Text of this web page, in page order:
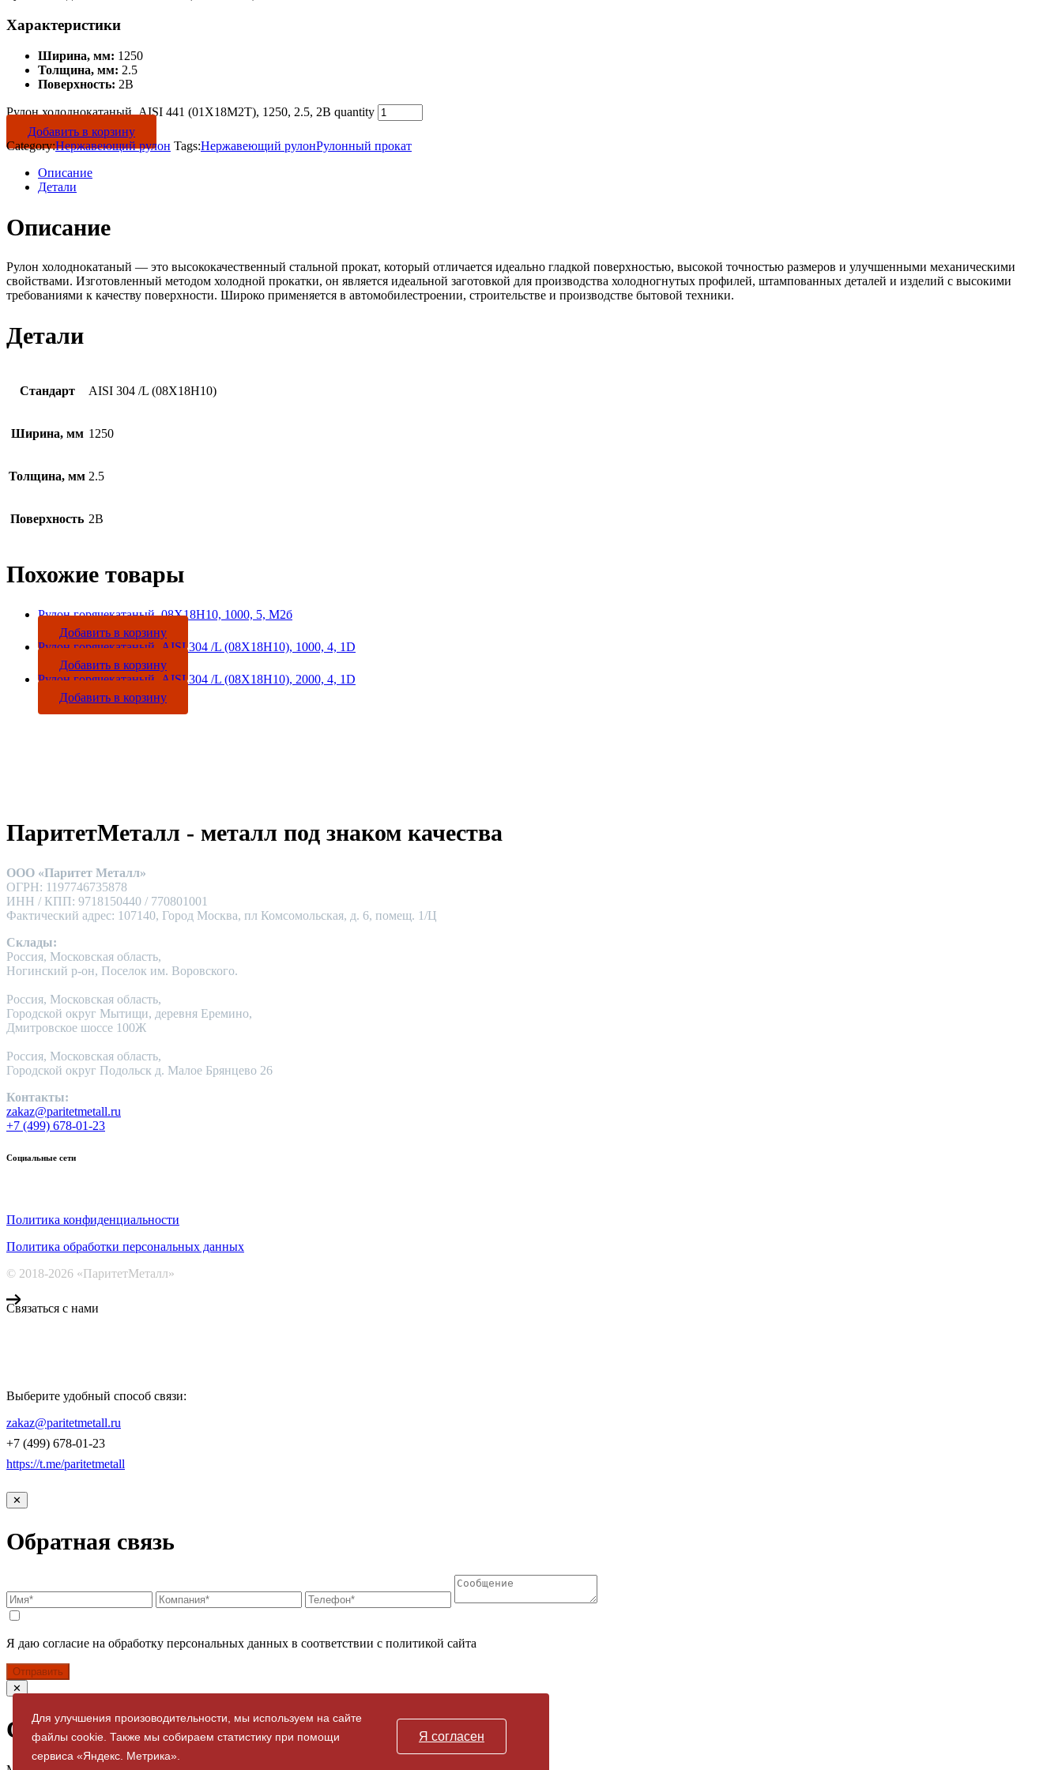
Характеристики
Ширина, мм: 1250
Толщина, мм: 2.5
Поверхность: 2B
Рулон холоднокатаный, AISI 441 (01Х18М2Т), 1250, 2.5, 2B quantity
Добавить в корзину
Category:Нержавеющий рулон Tags:Нержавеющий рулонРулонный прокат
Описание
Детали
Описание
Рулон холоднокатаный — это высококачественный стальной прокат, который отличается идеально гладкой поверхностью, высокой точностью размеров и улучшенными механическими
свойствами. Изготовленный методом холодной прокатки, он является идеальной заготовкой для производства холодногнутых профилей, штампованных деталей и изделий с высокими
требованиями к качеству поверхности. Широко применяется в автомобилестроении, строительстве и производстве бытовой техники.
Детали
Стандарт AISI 304 /L (08Х18Н10)
Ширина, мм 1250
Толщина, мм 2.5
Поверхность 2B
Похожие товары
Рулон горячекатаный, 08Х18Н10, 1000, 5, М2б
Добавить в корзину
Рулон горячекатаный, AISI 304 /L (08Х18Н10), 1000, 4, 1D
Добавить в корзину
Рулон горячекатаный, AISI 304 /L (08Х18Н10), 2000, 4, 1D
Добавить в корзину
ПаритетМеталл - металл под знаком качества
ООО «Паритет Металл»
ОГРН: 1197746735878
ИНН / КПП: 9718150440 / 770801001
Фактический адрес: 107140, Город Москва, пл Комсомольская, д. 6, помещ. 1/Ц
Склады:
Россия, Московская область,
Ногинский р-он, Поселок им. Воровского.
Россия, Московская область,
Городской округ Мытищи, деревня Еремино,
Дмитровское шоссе 100Ж
Россия, Московская область,
Городской округ Подольск д. Малое Брянцево 26
Контакты:
zakaz@paritetmetall.ru
+7 (499) 678-01-23
Социальные сети
Политика конфиденциальности
Политика обработки персональных данных
© 2018-2026 «ПаритетМеталл»
Связаться с нами
Выберите удобный способ связи:
zakaz@paritetmetall.ru
+7 (499) 678-01-23
https://t.me/paritetmetall
Для улучшения произоводительности, мы используем на сайте
файлы cookie. Также мы собираем статистику при помощи
сервиса «Яндекс. Метрика».
Я согласен
✕
Обратная связь
Я даю согласие на обработку персональных данных в соответствии с политикой сайта
Отправить
✕
Спасибо за заявку